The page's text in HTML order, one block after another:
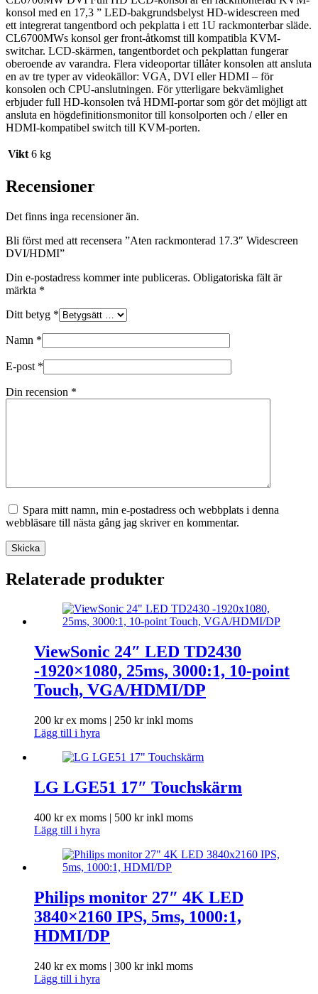
konsol med en 17,3 ” LED-bakgrundsbelyst HD-widescreen med
ett integrerat tangentbord och pekplatta i ett 1U rackmonterbar släde.
CL6700MWs konsol ger front-åtkomst till kompatibla KVM-
switchar. LCD-skärmen, tangentbordet och pekplattan fungerar
oberoende av varandra. Flera videoportar tillåter konsolen att ansluta
en av tre typer av videokällor: VGA, DVI eller HDMI – för
konsolen och CPU-anslutningen. För ytterligare bekvämlighet
erbjuder full HD-konsolen två HDMI-portar som gör det möjligt att
ansluta en högdefinitionsmonitor till konsolporten och / eller en
HDMI-kompatibel switch till KVM-porten.
Vikt 6 kg
Recensioner
Det finns inga recensioner än.
Bli först med att recensera ”Aten rackmonterad 17.3″ Widescreen
DVI/HDMI”
Din e-postadress kommer inte publiceras. Obligatoriska fält är
märkta *
Ditt betyg *
Namn *
E-post *
Din recension *
Spara mitt namn, min e-postadress och webbplats i denna
webbläsare till nästa gång jag skriver en kommentar.
Skicka
Relaterade produkter
ViewSonic 24″ LED TD2430
-1920×1080, 25ms, 3000:1, 10-point
Touch, VGA/HDMI/DP
200 krex moms | 250 krinkl moms
Lägg till i hyra
LG LGE51 17″ Touchskärm
400 krex moms | 500 krinkl moms
Lägg till i hyra
Philips monitor 27″ 4K LED
3840×2160 IPS, 5ms, 1000:1,
HDMI/DP
240 krex moms | 300 krinkl moms
Lägg till i hyra